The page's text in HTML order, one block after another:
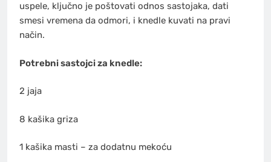
uspele, ključno je poštovati odnos sastojaka, dati
smesi vremena da odmori, i knedle kuvati na pravi
način.
Potrebni sastojci za knedle:
2 jaja
8 kašika griza
1 kašika masti – za dodatnu mekoću